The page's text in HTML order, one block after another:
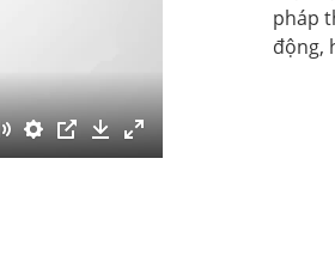
pháp
động,